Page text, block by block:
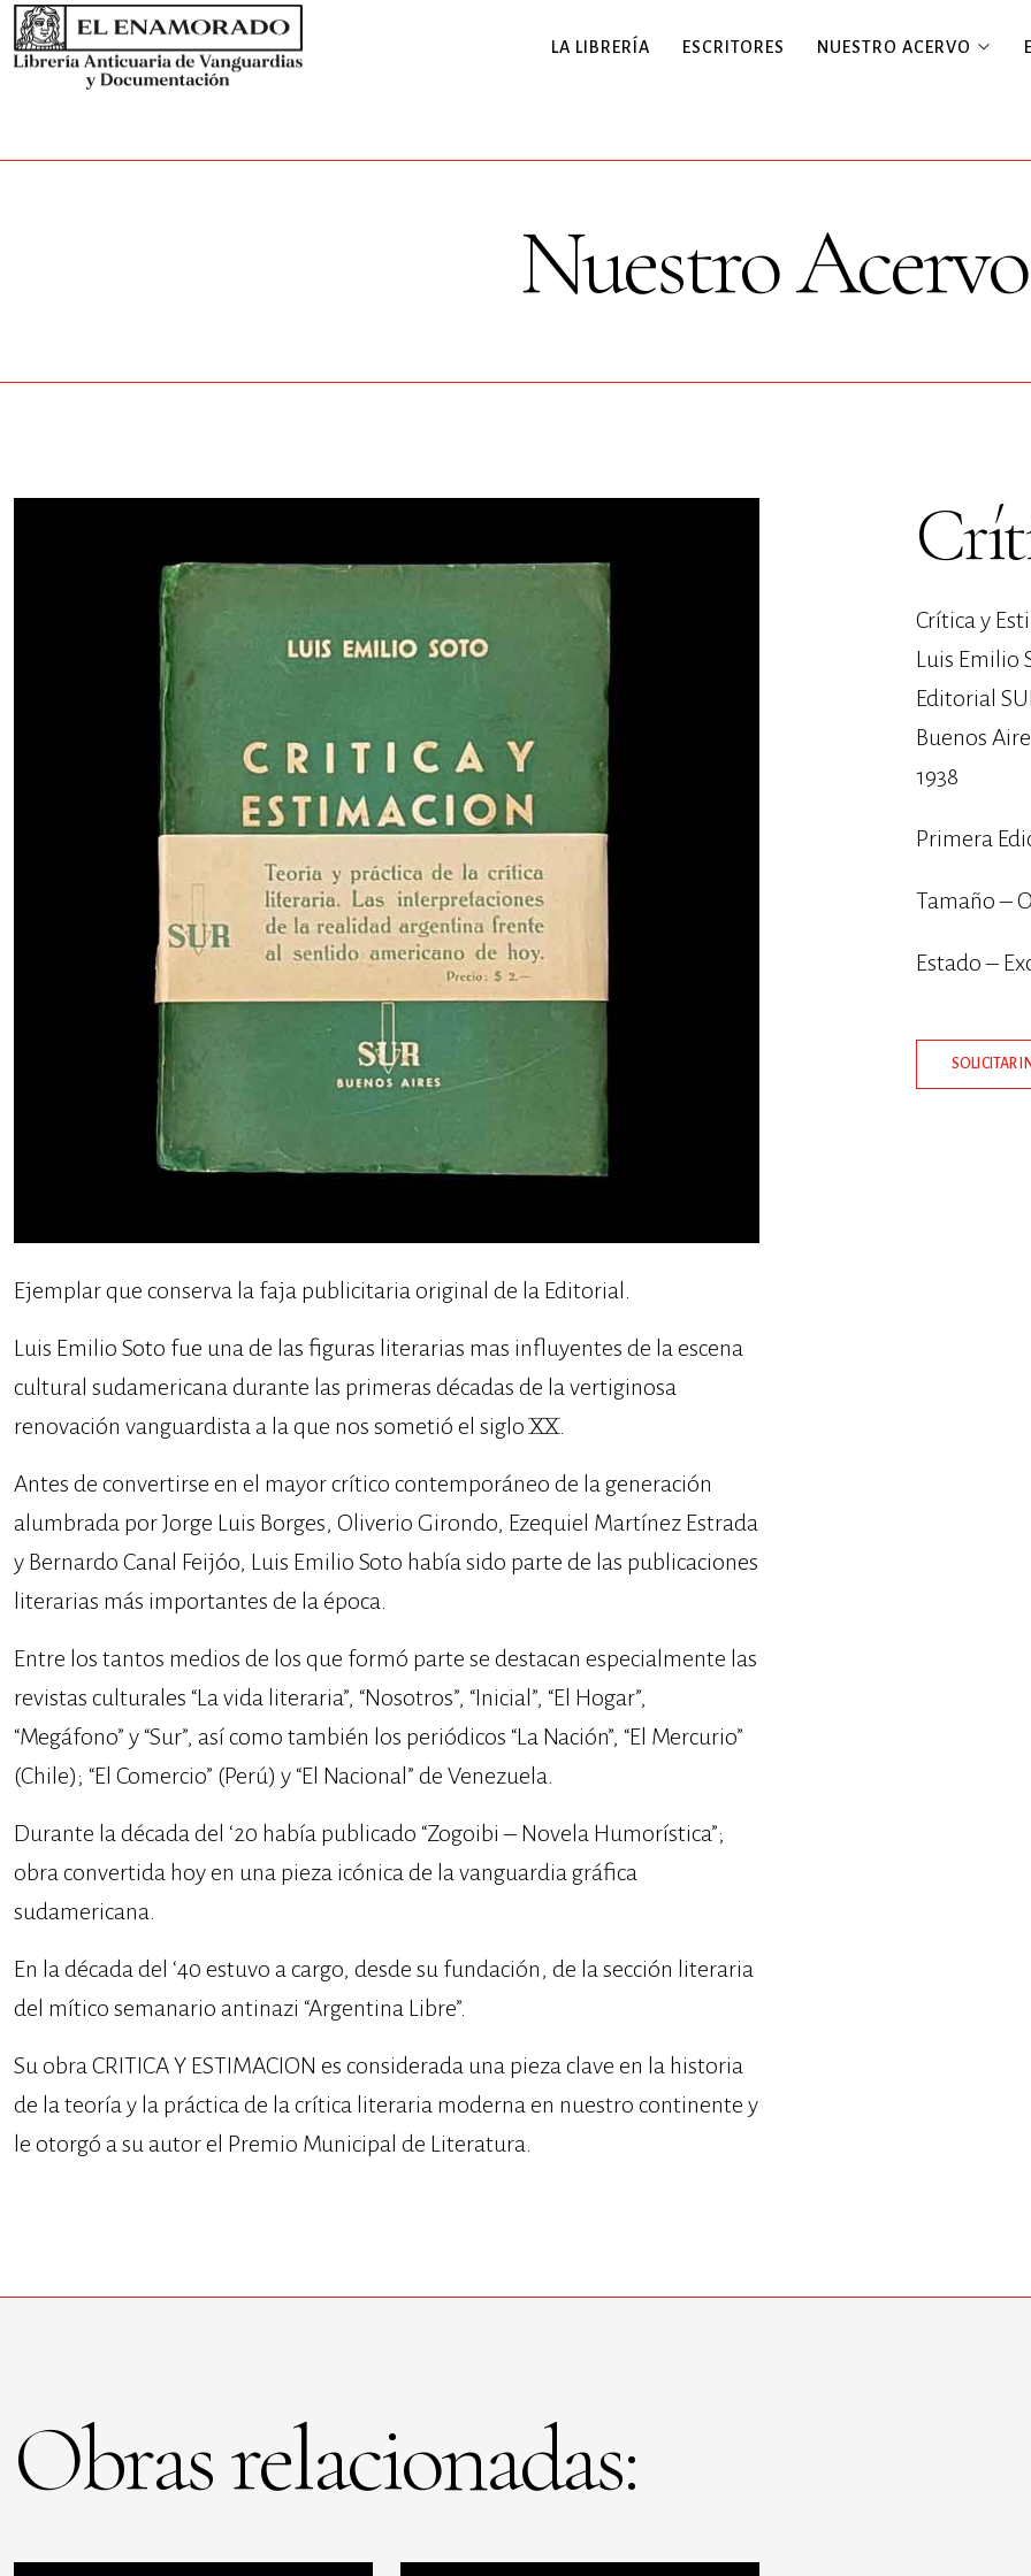
LA LIBRERÍA ESCRITORES NUESTRO ACERVO
Nuestro Acervo
Ejemplar que conserva la faja publicitaria original de la Editorial.
Luis Emilio Soto fue una de las figuras literarias mas influyentes de la escena
cultural sudamericana durante las primeras décadas de la vertiginosa
renovación vanguardista a la que nos sometió el siglo XX.
Antes de convertirse en el mayor crítico contemporáneo de la generación
alumbrada por Jorge Luis Borges, Oliverio Girondo, Ezequiel Martínez Estrada
y Bernardo Canal Feijóo, Luis Emilio Soto había sido parte de las publicaciones
literarias más importantes de la época.
Entre los tantos medios de los que formó parte se destacan especialmente las
revistas culturales “La vida literaria”, “Nosotros”, “Inicial”, “El Hogar”,
“Megáfono” y “Sur”, así como también los periódicos “La Nación”, “El Mercurio”
(Chile); “El Comercio” (Perú) y “El Nacional” de Venezuela.
Durante la década del ‘20 había publicado “Zogoibi – Novela Humorística”;
obra convertida hoy en una pieza icónica de la vanguardia gráfica
sudamericana.
En la década del ‘40 estuvo a cargo, desde su fundación, de la sección literaria
del mítico semanario antinazi “Argentina Libre”.
Su obra CRITICA Y ESTIMACION es considerada una pieza clave en la historia
de la teoría y la práctica de la crítica literaria moderna en nuestro continente y
le otorgó a su autor el Premio Municipal de Literatura.
Crítica y
Luis Emilio
Editorial
Buenos
1938
Primera
Tamaño –
Estado –
SOLICITAR
Obras relacionadas: